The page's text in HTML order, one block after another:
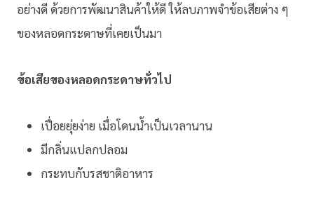
อย่างดี ด้วยการพัฒนาสินค้าให้ดี ให้ลบภาพจำข้อเสียต่าง ๆ
ของหลอดกระดาษที่เคยเป็นมา
ข้อเสียของหลอดกระดาษทั่วไป
เปื่อยยุ่ยง่าย เมื่อโดนน้ำเป็นเวลานาน
มีกลิ่นแปลกปลอม
กระทบกับรสชาติอาหาร